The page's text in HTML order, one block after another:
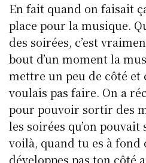
En fait quand on faisait
place pour la musique.
des soirées, c’est
bout d’un moment la
mettre un peu de côté et
voulais pas faire. On a
pour pouvoir sortir des
les soirées qu’on
voilà, quand tu es à fond
développes pas ton côté